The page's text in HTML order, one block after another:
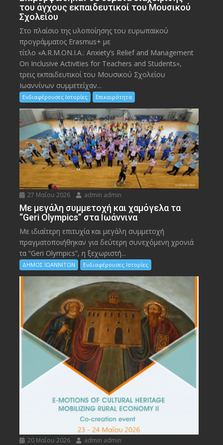
του άγχους εκπαιδευτικοί του Μουσικού
Σχολείου
Στο πλαίσιο της υλοποίησης του ευρωπαϊκού
προγράμματος Erasmus+ με
τίτλο «A.R.M.ON.I.A.: Anxiety’s Relief and Management
On Inclusive Activities for Teachers and Students»,
τρεις εκπαιδευτικοί του Μουσικού Σχολείου
Ιωαννίνων συμμετείχαν...
Ενδιαφέρουσες Ιστορίες Επικαιρότητα
27 Μαΐου 2026 admin admin
Με μεγάλη συμμετοχή και χαμόγελα τα
“Geri Olympics” στα Ιωάννινα
Με ιδιαίτερη επιτυχία και μεγάλη συμμετοχή
πραγματοποιήθηκαν για δεύτερη συνεχόμενη χρονιά
τα “Geri Olympics”, η ξεχωριστή...
ΔΗΜΟΣ ΙΩΑΝΝΙΤΩΝ Ενδιαφέρουσες Ιστορίες
20 Μαΐου 2026 admin admin